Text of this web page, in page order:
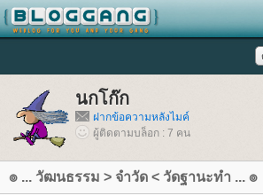
นกโก๊ก
ฝากข้อความหลังไมค์
ผู้ติดตามบล็อก : 7 คน
๏ ... วัฒนธรรม > จำวัด < วัดฐานะทำ ... ๏